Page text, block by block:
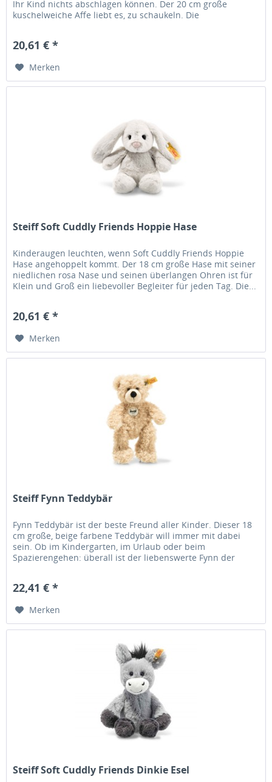
Ihr Kind nichts abschlagen können. Der 20 cm große
kuschelweiche Affe liebt es, zu schaukeln. Die
20,61 € *
Merken
Steiff Soft Cuddly Friends Hoppie Hase
Kinderaugen leuchten, wenn Soft Cuddly Friends Hoppie
Hase angehoppelt kommt. Der 18 cm große Hase mit seiner
niedlichen rosa Nase und seinen überlangen Ohren ist für
Klein und Groß ein liebevoller Begleiter für jeden Tag. Die...
20,61 € *
Merken
Steiff Fynn Teddybär
Fynn Teddybär ist der beste Freund aller Kinder. Dieser 18
cm große, beige farbene Teddybär will immer mit dabei
sein. Ob im Kindergarten, im Urlaub oder beim
Spazierengehen: überall ist der liebenswerte Fynn der
22,41 € *
Merken
Steiff Soft Cuddly Friends Dinkie Esel